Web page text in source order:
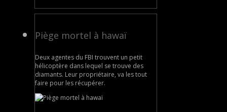
Piège mortel à hawaï
Deux agentes du FBI trouvent un petit
hélicoptère dans lequel se trouve des
diamants. Leur propriétaire, va les tout
faire pour les récupérer.